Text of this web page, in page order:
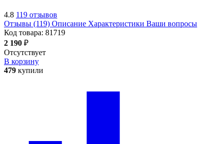
4.8 119 отзывов
Отзывы (119) Описание Характеристики Ваши вопросы
Код товара: 81719
2 190 ₽
Отсутствует
В корзину
479 купили